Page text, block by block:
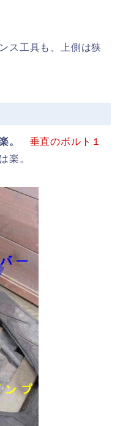
ス工具も、上側は狭
。
垂直のボルト１
楽。